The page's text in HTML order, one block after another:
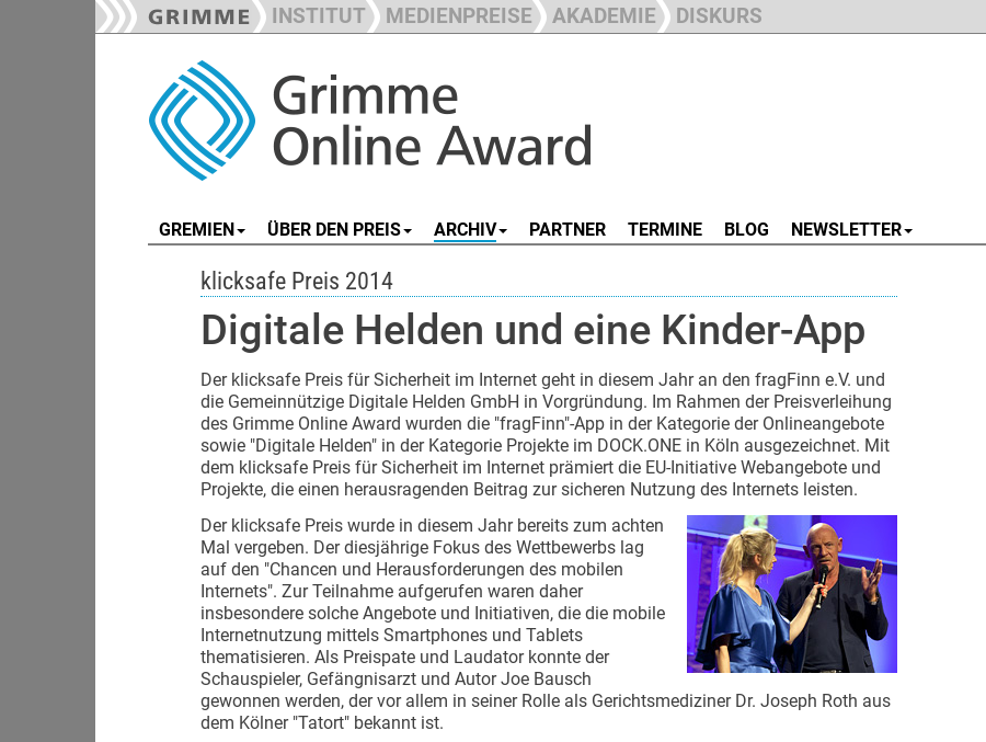
INSTITUT MEDIENPREISE AKADEMIE DISKURS
GREMIEN ÜBER DEN PREIS ARCHIV PARTNER TERMINE BLOG NEWSLETTER
klicksafe Preis 2014
Digitale Helden und eine Kinder-App
Der klicksafe Preis für Sicherheit im Internet geht in diesem Jahr an den fragFinn e.V. und
die Gemeinnützige Digitale Helden GmbH in Vorgründung. Im Rahmen der Preisverleihung
des Grimme Online Award wurden die "fragFinn"-App in der Kategorie der Onlineangebote
sowie "Digitale Helden" in der Kategorie Projekte im DOCK.ONE in Köln ausgezeichnet. Mit
dem klicksafe Preis für Sicherheit im Internet prämiert die EU-Initiative Webangebote und
Projekte, die einen herausragenden Beitrag zur sicheren Nutzung des Internets leisten.
Der klicksafe Preis wurde in diesem Jahr bereits zum achten
Mal vergeben. Der diesjährige Fokus des Wettbewerbs lag
auf den "Chancen und Herausforderungen des mobilen
Internets". Zur Teilnahme aufgerufen waren daher
insbesondere solche Angebote und Initiativen, die die mobile
Internetnutzung mittels Smartphones und Tablets
thematisieren. Als Preispate und Laudator konnte der
Schauspieler, Gefängnisarzt und Autor Joe Bausch
gewonnen werden, der vor allem in seiner Rolle als Gerichtsmediziner Dr. Joseph Roth aus
dem Kölner "Tatort" bekannt ist.